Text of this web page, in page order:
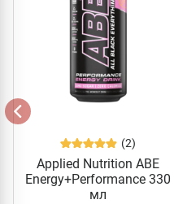
(2)
Applied Nutrition ABE
Energy+Performance 330
мл